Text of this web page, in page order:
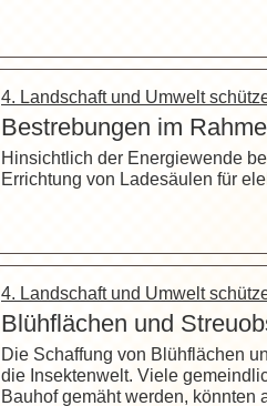
4. Landschaft und Umwelt
Bestrebungen im
Hinsichtlich der Energiewende
Errichtung von Ladesäulen für
4. Landschaft und Umwelt
Blühflächen und
Die Schaffung von Blühflächen
die Insektenwelt. Viele
Bauhof gemäht werden, könnten